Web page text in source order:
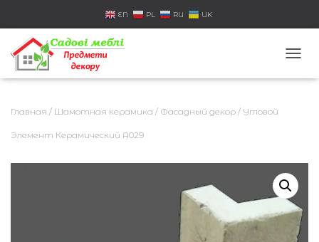
EN PL RU UK
Е
Ь
Н
А
Главная / Шамотная керамика / Фасадный декор / Угловой
Элемент Керамический A029